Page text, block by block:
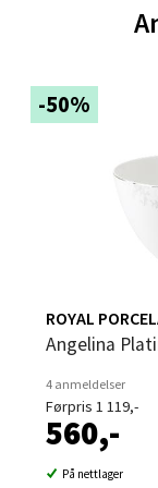
-50%
ROYAL
Angelina
4 anmeldelser
Førpris 1 119,-
560,-
På nettlager
0 i butikk
Bergen
Sartorvegen
Åpent i dag
0 i butikk